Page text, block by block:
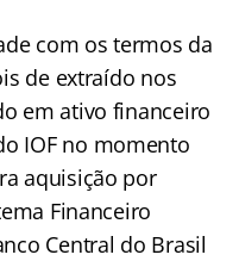
com os termos da
de extraído nos
em ativo financeiro
IOF no momento
aquisição por
Financeiro
Central do Brasil